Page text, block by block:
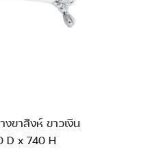
งขาสิงห์ ขาวเงิน
D x 740 H